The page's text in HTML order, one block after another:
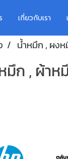
เกี่ยวกับเรา
น้ำหมึก , ผง
ก , ผ้าห